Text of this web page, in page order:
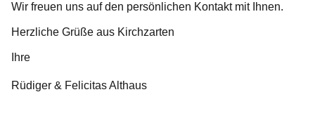
Wir freuen uns auf den persönlichen Kontakt mit Ihnen.
Herzliche Grüße aus Kirchzarten
Ihre
Rüdiger & Felicitas Althaus